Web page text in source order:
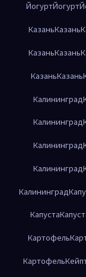
ЙогуртЙогурт
КазаньКазань
КазаньКазань
КазаньКазань
Калининград
Калининград
Калининград
Калининград
Калининград
Капуста
Картофель
Картофель